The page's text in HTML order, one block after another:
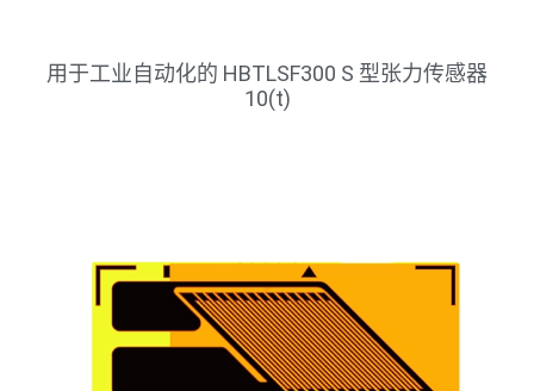
用于工业自动化的 HBTLSF300 S 型张力传感器
10(t)